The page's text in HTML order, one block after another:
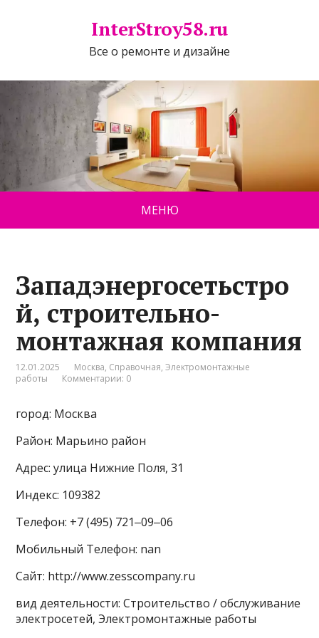
InterStroy58.ru
Все о ремонте и дизайне
МЕНЮ
Западэнергосетьстро
й, строительно-
монтажная компания
12.01.2025 Москва, Справочная,Электромонтажные
работы
Комментарии: 0
город: Москва
Район: Марьино район
Адрес: улица Нижние Поля, 31
Индекс: 109382
Телефон: +7 (495) 721‒09‒06
Мобильный Телефон: nan
Сайт: http://www.zesscompany.ru
вид деятельности: Строительство / обслуживание
электросетей, Электромонтажные работы